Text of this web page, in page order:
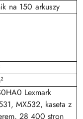
na 150 arkuszy
Lexmark
MX532, kaseta z
28 400 stron